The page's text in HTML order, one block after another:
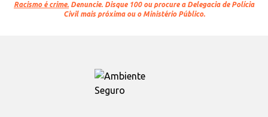
Racismo é crime. Denuncie. Disque 100 ou procure a Delegacia de Polícia
Civil mais próxima ou o Ministério Público.